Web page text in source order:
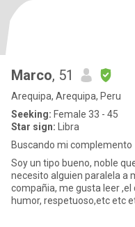
Marco, 51
Arequipa, Arequipa, Peru
Seeking: Female 33 - 45
Star sign: Libra
Buscando mi complemento
Soy un tipo bueno, noble
necesito alguien paralela a mi . Soy trabajador, honesto ,
compañia, me gusta leer